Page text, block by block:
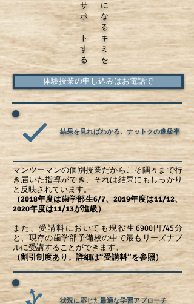
サ に
ポ な
ｌ る
ト キ
す ミ
る を
体験授業の申し込みはお電話で
結果を見ればわかる、ナットクの進級率
マンツーマンの個別授業だからこそ隅々まで行
き届いた指導ができ、それは結果にもしっかり
と反映されています。
（2018年度は歯学部生6/7、2019年度は11/12、
2020年度は11/13が進級）
また、受講料においても現役生6900円/45分
と、現存の歯学部予備校の中で最もリーズナブ
ルに受講することができます。
（割引制度あり。詳細は“受講料”を参照）
状況に応じた最適な学習アプローチ